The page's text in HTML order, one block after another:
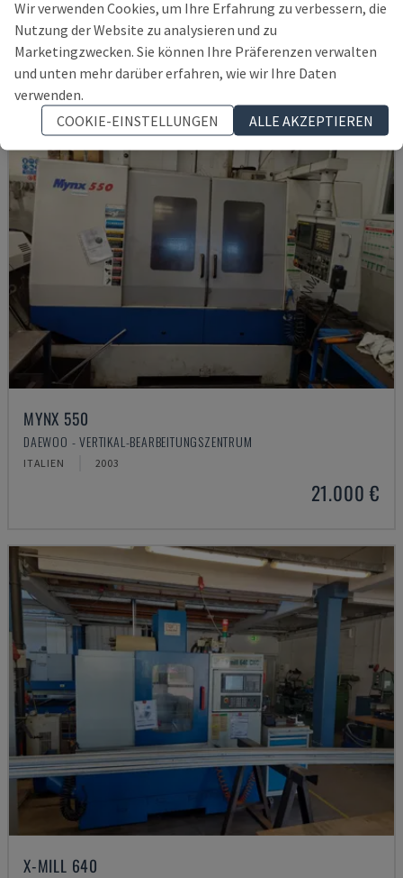
DEUTSCHLAND 2021 6.000 STD
145.000 €
MYNX 550
DAEWOO - VERTIKAL-BEARBEITUNGSZENTRUM
ITALIEN 2003
21.000 €
X-MILL 640
Wir verwenden Cookies, um Ihre Erfahrung zu verbessern, die
Nutzung der Website zu analysieren und zu
Marketingzwecken. Sie können Ihre Präferenzen verwalten
und unten mehr darüber erfahren, wie wir Ihre Daten
verwenden.
COOKIE-EINSTELLUNGEN
ALLE AKZEPTIEREN